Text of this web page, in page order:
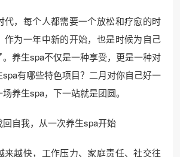
代，每个人都需要一个放松和疗愈的时
作为一年中新的开始，也是时候为自己
养生spa不仅是一种享受，更是一种对
有哪些特色项目？二月对你自己好一
养生spa，下一站就是团圆。
自我，从一次养生spa开始
来越快，工作压力、家庭责任、社交往